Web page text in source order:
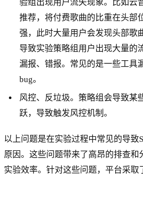
验组出现用户流失现象。比如云
推荐，将付费歌曲的比重在头部
强，此时大量用户会发现头部歌
导致实验策略组用户出现大量的
漏报、错报。常见的是一些工具
bug。
风控、反垃圾。策略组会导致某
跃，导致触发风控机制。
以上问题是在实验过程中常见的导致
原因。这些问题带来了高昂的排查和
实验效率。针对这些问题，平台采取